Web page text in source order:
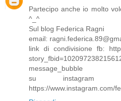
Partecipo anche io molto
^_^
Sul blog Federica Ragni
email:
link di condivisione fb:
message_bubble
su instagram
https://www.instagram.com/